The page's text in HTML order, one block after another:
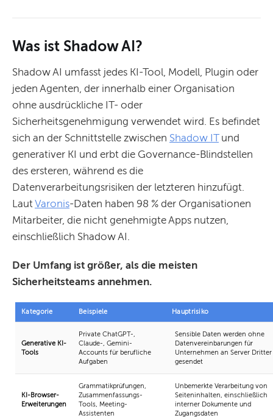
Was ist Shadow AI?
Shadow AI umfasst jedes KI-Tool, Modell, Plugin oder
jeden Agenten, der innerhalb einer Organisation
ohne ausdrückliche IT- oder
Sicherheitsgenehmigung verwendet wird. Es befindet
sich an der Schnittstelle zwischen Shadow ITund
generativer KI und erbt die Governance-Blindstellen
des ersteren, während es die
Datenverarbeitungsrisiken der letzteren hinzufügt.
Laut Varonis-Daten haben 98 % der Organisationen
Mitarbeiter, die nicht genehmigte Apps nutzen,
einschließlich Shadow AI.
Der Umfang ist größer, als die meisten
Sicherheitsteams annehmen.
Kategorie Beispiele Hauptrisiko
Generative KI-
Tools
Private ChatGPT-,
Claude-, Gemini-
Accounts für berufliche
Aufgaben
Sensible Daten werden ohne
Datenvereinbarungen für
Unternehmen an Server Dritter
gesendet
KI-Browser-
Erweiterungen
Grammatikprüfungen,
Zusammenfassungs-
Tools, Meeting-
Assistenten
Unbemerkte Verarbeitung von
Seiteninhalten, einschließlich
interner Dokumente und
Zugangsdaten